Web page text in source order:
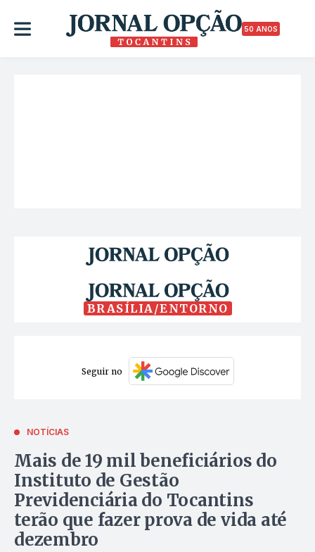
50 ANOS
BRASÍLIA/ENTORNO
Seguir no
NOTÍCIAS
Mais de 19 mil beneficiários do
Instituto de Gestão
Previdenciária do Tocantins
terão que fazer prova de vida até
dezembro